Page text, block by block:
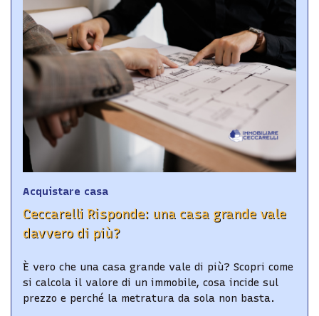
Acquistare casa
Ceccarelli Risponde: una casa grande vale
davvero di più?
È vero che una casa grande vale di più? Scopri come
si calcola il valore di un immobile, cosa incide sul
prezzo e perché la metratura da sola non basta.